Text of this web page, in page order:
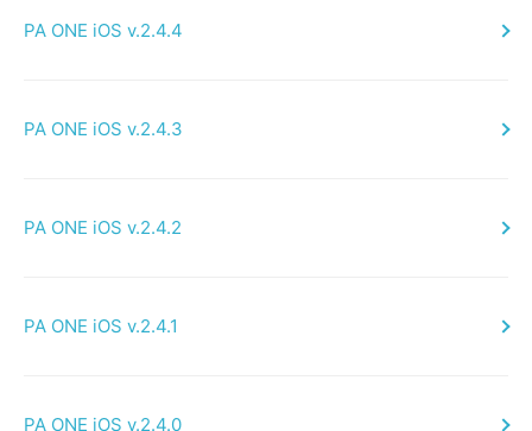
PA ONE iOS v.2.4.4
PA ONE iOS v.2.4.3
PA ONE iOS v.2.4.2
PA ONE iOS v.2.4.1
PA ONE iOS v.2.4.0